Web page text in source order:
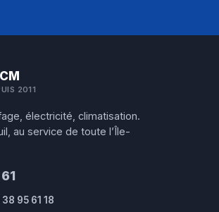
2011
électricité, climatisation.
au service de toute l’Île-
95 61 18